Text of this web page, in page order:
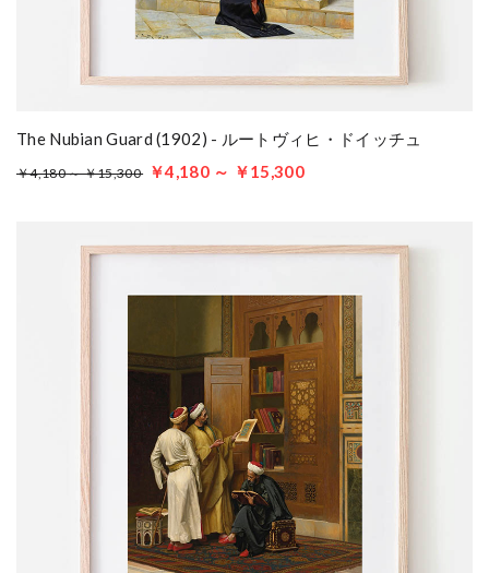
The Nubian Guard (1902) - ルートヴィヒ・ドイッチュ
￥4,180 ～ ￥15,300 ￥4,180 ～ ￥15,300